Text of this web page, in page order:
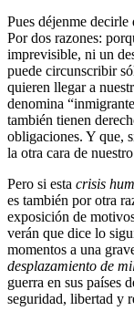
Pues déjenme
Por dos razones:
imprevisible, ni un
puede circunscribir
quieren llegar a
denomina
también tienen
obligaciones. Y que,
la otra cara de
Pero si esta crisis
es también por otra
exposición de
verán que dice lo
momentos a una
desplazamiento de
guerra en sus países
seguridad, libertad y